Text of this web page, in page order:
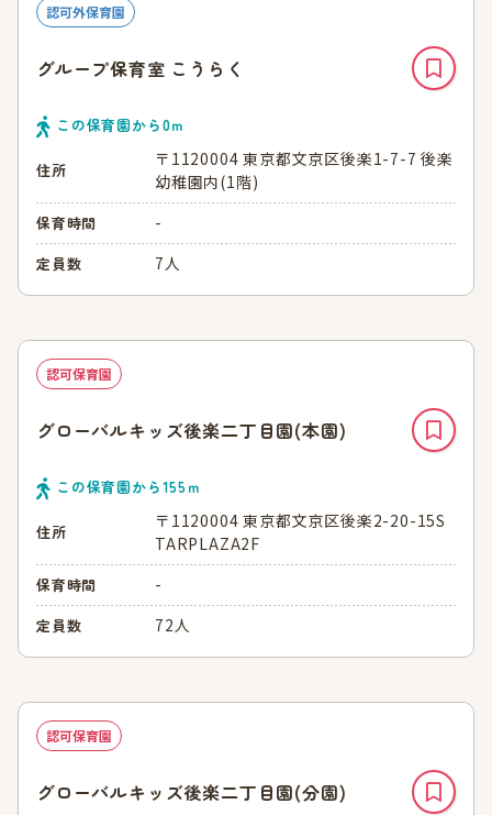
認可外保育園
グループ保育室 こうらく
この保育園から0ｍ
住所
〒1120004 東京都文京区後楽1-7-7 後楽
幼稚園内(1階)
保育時間 -
定員数 7人
認可保育園
グローバルキッズ後楽二丁目園(本園)
この保育園から155ｍ
住所
〒1120004 東京都文京区後楽2-20-15S
TARPLAZA2F
保育時間 -
定員数 72人
認可保育園
グローバルキッズ後楽二丁目園(分園)